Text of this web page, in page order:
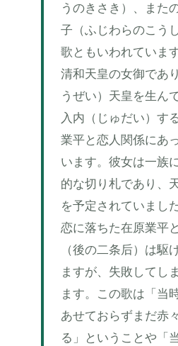
うのきさき）、また
子（ふじわらのこう
歌ともいわれていま
清和天皇の女御であ
うぜい）天皇を生ん
入内（じゅだい）す
業平と恋人関係にあ
います。彼女は一族
的な切り札であり、
を予定されていまし
恋に落ちた在原業平
（後の二条后）は駆
ますが、失敗してし
ます。この歌は「当
あせておらずまだ赤
る」ということや「